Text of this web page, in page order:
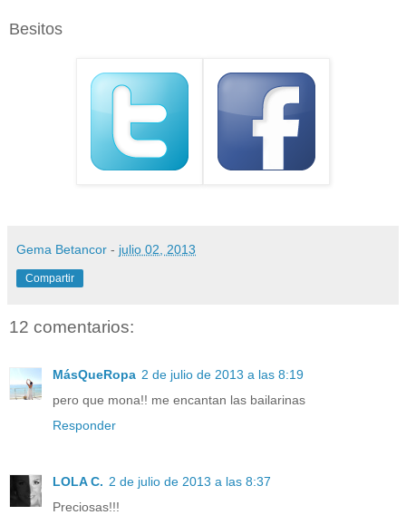
Besitos
Gema Betancor - julio 02, 2013
Compartir
12 comentarios:
MásQueRopa 2 de julio de 2013 a las 8:19
pero que mona!! me encantan las bailarinas
Responder
LOLA C. 2 de julio de 2013 a las 8:37
Preciosas!!!